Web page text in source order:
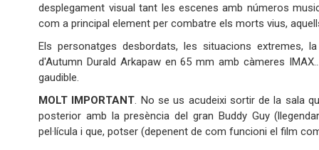
desplegament visual tant les escenes amb números
com a principal element per combatre els morts vius,
Els personatges desbordats, les situacions extremes,
d'Autumn Durald Arkapaw en 65 mm amb càmeres
gaudible.
MOLT IMPORTANT. No se us acudeixi sortir de la sala
posterior amb la presència del gran Buddy Guy
pel·lícula i que, potser (depenent de com funcioni el film